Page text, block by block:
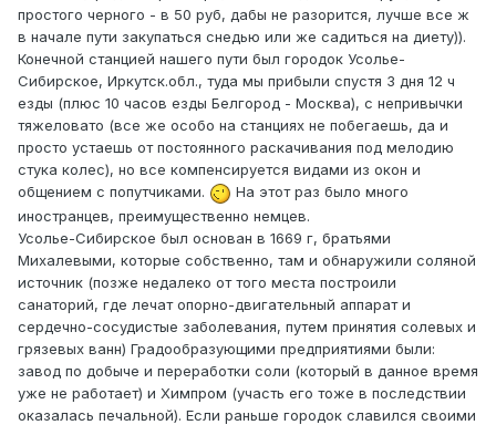
простого черного - в 50 руб, дабы не разорится, лучше все ж
в начале пути закупаться снедью или же садиться на диету)).
Конечной станцией нашего пути был городок Усолье-
Сибирское, Иркутск.обл., туда мы прибыли спустя 3 дня 12 ч
езды (плюс 10 часов езды Белгород - Москва), с непривычки
тяжеловато (все же особо на станциях не побегаешь, да и
просто устаешь от постоянного раскачивания под мелодию
стука колес), но все компенсируется видами из окон и
общением с попутчиками.
На этот раз было много
иностранцев, преимущественно немцев.
Усолье-Сибирское был основан в 1669 г, братьями
Михалевыми, которые собственно, там и обнаружили соляной
источник (позже недалеко от того места построили
санаторий, где лечат опорно-двигательный аппарат и
сердечно-сосудистые заболевания, путем принятия солевых и
грязевых ванн) Градообразующими предприятиями были:
завод по добыче и переработки соли (который в данное время
уже не работает) и Химпром (участь его тоже в последствии
оказалась печальной). Если раньше городок славился своими